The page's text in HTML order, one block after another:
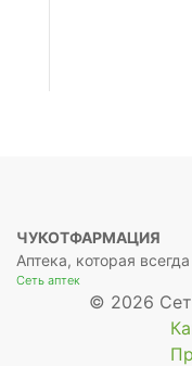
ЧУКОТФАРМАЦИЯ
Аптека, которая
Сеть аптек
© 2026